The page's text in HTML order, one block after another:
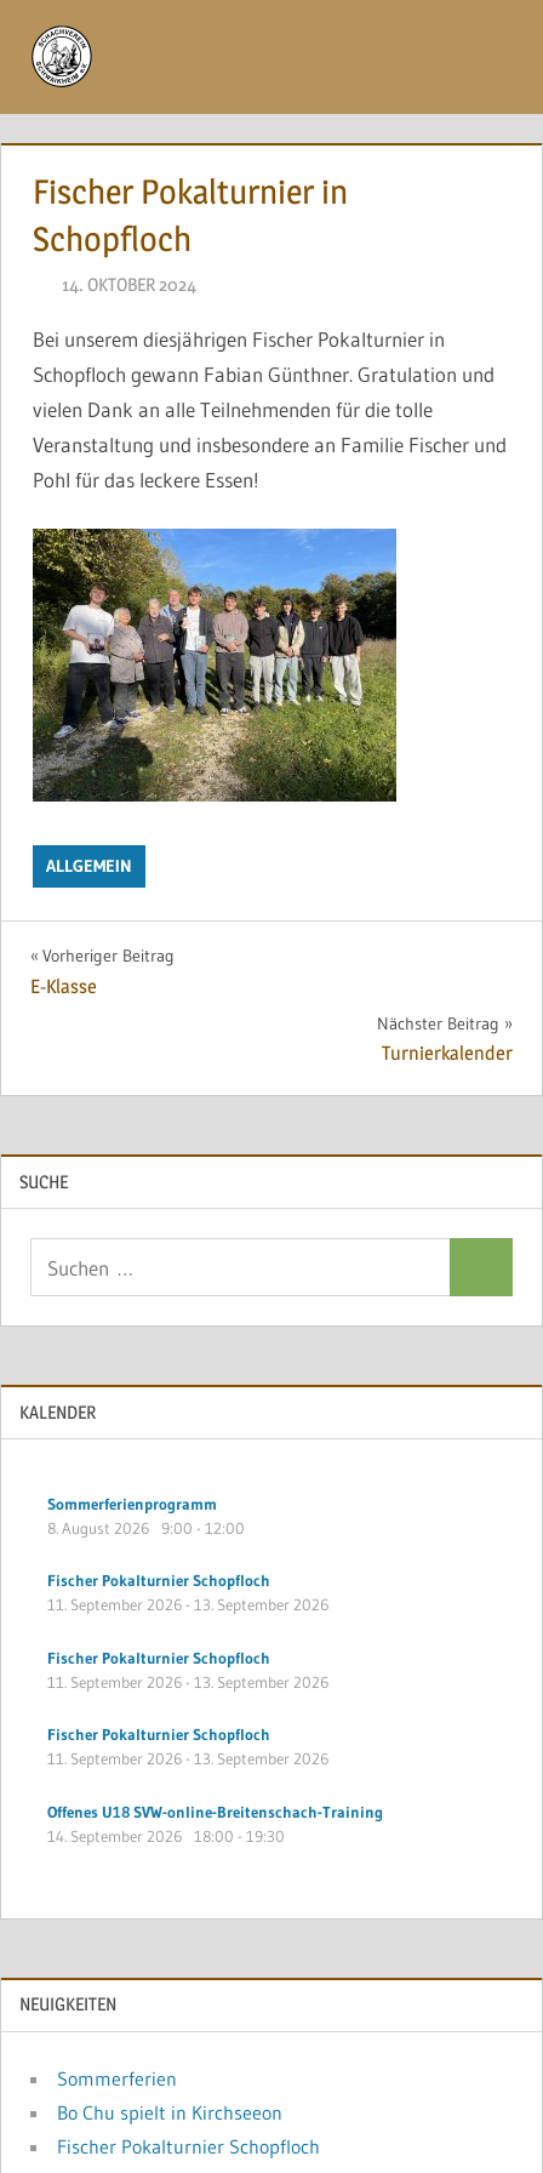
Inhalt
springen
Fischer Pokalturnier in
Schopfloch
14. OKTOBER 2024
Bei unserem diesjährigen Fischer Pokalturnier in
Schopfloch gewann Fabian Günthner. Gratulation und
vielen Dank an alle Teilnehmenden für die tolle
Veranstaltung und insbesondere an Familie Fischer und
Pohl für das leckere Essen!
ALLGEMEIN
Beitragsnavigation
Vorheriger Beitrag
E-Klasse
Nächster Beitrag
Turnierkalender
SUCHE
KALENDER
Sommerferienprogramm
8. August 2026 9:00 - 12:00
Fischer Pokalturnier Schopfloch
11. September 2026- 13. September 2026
Fischer Pokalturnier Schopfloch
11. September 2026- 13. September 2026
Fischer Pokalturnier Schopfloch
11. September 2026- 13. September 2026
Offenes U18 SVW-online-Breitenschach-Training
14. September 2026 18:00 - 19:30
NEUIGKEITEN
Sommerferien
Bo Chu spielt in Kirchseeon
Fischer Pokalturnier Schopfloch